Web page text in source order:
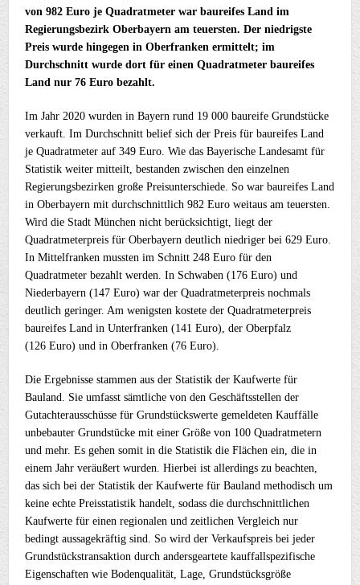
von 982 Euro je Quadratmeter war baureifes Land im
Regierungsbezirk Oberbayern am teuersten. Der niedrigste
Preis wurde hingegen in Oberfranken ermittelt; im
Durchschnitt wurde dort für einen Quadratmeter baureifes
Land nur 76 Euro bezahlt.
Im Jahr 2020 wurden in Bayern rund 19 000 baureife Grundstücke
verkauft. Im Durchschnitt belief sich der Preis für baureifes Land
je Quadratmeter auf 349 Euro. Wie das Bayerische Landesamt für
Statistik weiter mitteilt, bestanden zwischen den einzelnen
Regierungsbezirken große Preisunterschiede. So war baureifes Land
in Oberbayern mit durchschnittlich 982 Euro weitaus am teuersten.
Wird die Stadt München nicht berücksichtigt, liegt der
Quadratmeterpreis für Oberbayern deutlich niedriger bei 629 Euro.
In Mittelfranken mussten im Schnitt 248 Euro für den
Quadratmeter bezahlt werden. In Schwaben (176 Euro) und
Niederbayern (147 Euro) war der Quadratmeterpreis nochmals
deutlich geringer. Am wenigsten kostete der Quadratmeterpreis
baureifes Land in Unterfranken (141 Euro), der Oberpfalz
(126 Euro) und in Oberfranken (76 Euro).
Die Ergebnisse stammen aus der Statistik der Kaufwerte für
Bauland. Sie umfasst sämtliche von den Geschäftsstellen der
Gutachterausschüsse für Grundstückswerte gemeldeten Kauffälle
unbebauter Grundstücke mit einer Größe von 100 Quadratmetern
und mehr. Es gehen somit in die Statistik die Flächen ein, die in
einem Jahr veräußert wurden. Hierbei ist allerdings zu beachten,
das sich bei der Statistik der Kaufwerte für Bauland methodisch um
keine echte Preisstatistik handelt, sodass die durchschnittlichen
Kaufwerte für einen regionalen und zeitlichen Vergleich nur
bedingt aussagekräftig sind. So wird der Verkaufspreis bei jeder
Grundstückstransaktion durch andersgeartete kauffallspezifische
Eigenschaften wie Bodenqualität, Lage, Grundstücksgröße